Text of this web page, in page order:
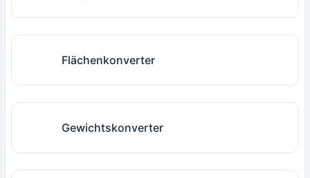
Flächenkonverter
Gewichtskonverter